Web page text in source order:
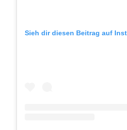
Sieh dir diesen Beitrag auf